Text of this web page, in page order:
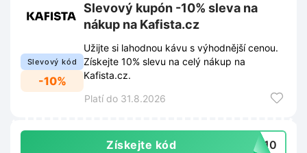
Slevový kód
-10%
Slevový kupón -10% sleva na
nákup na Kafista.cz
Užijte si lahodnou kávu s výhodnější cenou.
Získejte 10% slevu na celý nákup na
Kafista.cz.
Platí do 31.8.2026
Získejte kód VA10